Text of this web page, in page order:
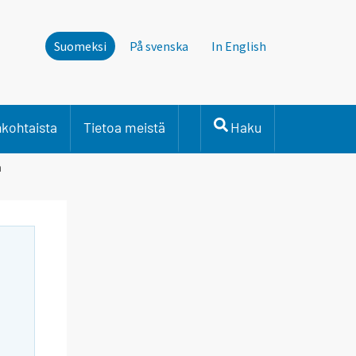
Suomeksi På svenska In English
Tietoa meistä Haku